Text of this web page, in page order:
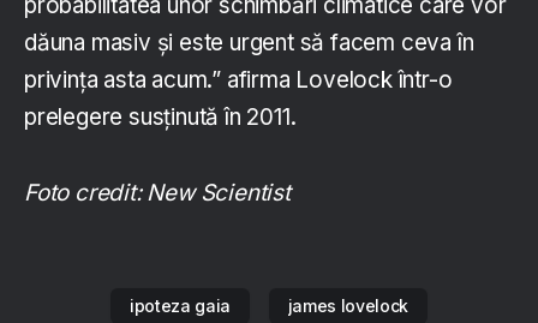
dăuna masiv și este urgent să facem ceva în
privința asta acum.” afirma Lovelock într-o
prelegere susținută în 2011.
Foto credit: New Scientist
ipoteza gaia james lovelock